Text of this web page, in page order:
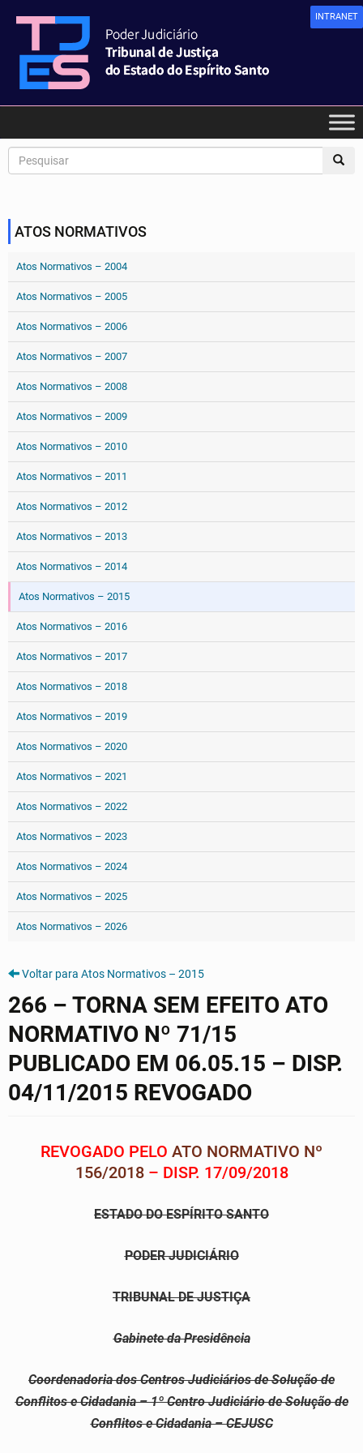
INTRANET
ATOS NORMATIVOS
Atos Normativos – 2004
Atos Normativos – 2005
Atos Normativos – 2006
Atos Normativos – 2007
Atos Normativos – 2008
Atos Normativos – 2009
Atos Normativos – 2010
Atos Normativos – 2011
Atos Normativos – 2012
Atos Normativos – 2013
Atos Normativos – 2014
Atos Normativos – 2015
Atos Normativos – 2016
Atos Normativos – 2017
Atos Normativos – 2018
Atos Normativos – 2019
Atos Normativos – 2020
Atos Normativos – 2021
Atos Normativos – 2022
Atos Normativos – 2023
Atos Normativos – 2024
Atos Normativos – 2025
Atos Normativos – 2026
Voltar para Atos Normativos – 2015
266 – TORNA SEM EFEITO ATO
NORMATIVO Nº 71/15
PUBLICADO EM 06.05.15 – DISP.
04/11/2015 REVOGADO
REVOGADO PELO ATO NORMATIVO Nº
156/2018 – DISP. 17/09/2018
ESTADO DO ESPÍRITO SANTO
PODER JUDICIÁRIO
TRIBUNAL DE JUSTIÇA
Gabinete da Presidência
Coordenadoria dos Centros Judiciários de Solução de
Conflitos e Cidadania – 1º Centro Judiciário de Solução de
Conflitos e Cidadania – CEJUSC